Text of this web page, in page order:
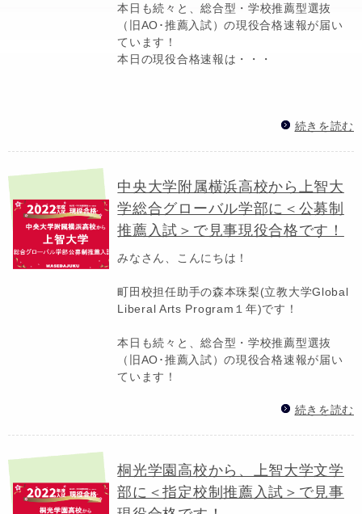
本日も続々と、総合型・学校推薦型選抜
（旧AO･推薦入試）の現役合格速報が届い
ています！
本日の現役合格速報は・・・
続きを読む
中央大学附属横浜高校から上智大
学総合グローバル学部に＜公募制
推薦入試＞で見事現役合格です！
みなさん、こんにちは！
町田校担任助手の森本珠梨(立教大学Global
Liberal Arts Program１年)です！
本日も続々と、総合型・学校推薦型選抜
（旧AO･推薦入試）の現役合格速報が届い
ています！
続きを読む
桐光学園高校から、上智大学文学
部に＜指定校制推薦入試＞で見事